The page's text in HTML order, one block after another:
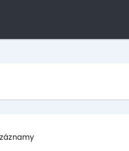
záznamy